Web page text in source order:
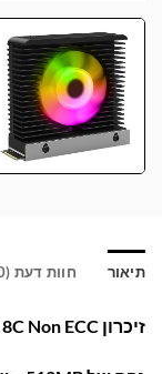
תיאור חוות דעת (0)
זיכרון DDR 512MB 266MHz PC2100 CL3 8C Non ECC – שדרוג אמין למחשב הוותיק!